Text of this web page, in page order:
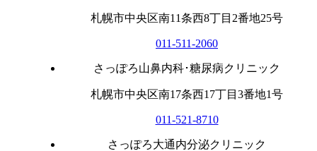
札幌市中央区南11条西8丁目2番地25号
011-511-2060
さっぽろ山鼻内科･糖尿病クリニック
札幌市中央区南17条西17丁目3番地1号
011-521-8710
さっぽろ大通内分泌クリニック